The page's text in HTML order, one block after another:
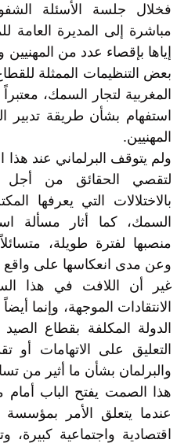
فخلال جلسة الأسئلة
مباشرة إلى المديرة العامة
إياها بإقصاء عدد من
بعض التنظيمات الممثلة
المغربية لتجار السمك،
استفهام بشأن طريقة تدبير
المهنيين.
ولم يتوقف البرلماني عند
لتقصي الحقائق من
بالاختلالات التي يعرفها
السمك، كما أثار مسألة
منصبها لفترة طويلة،
وعن مدى انعكاسها على واقع
غير أن اللافت في هذا
الانتقادات الموجهة، وإنما
الدولة المكلفة بقطاع
التعليق على الاتهامات أو
والبرلمان بشأن ما أثير من
هذا الصمت يفتح الباب أمام
عندما يتعلق الأمر
اقتصادية واجتماعية